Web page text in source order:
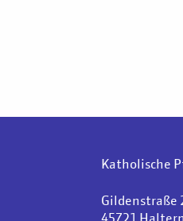
Katholische
Gildenstraße